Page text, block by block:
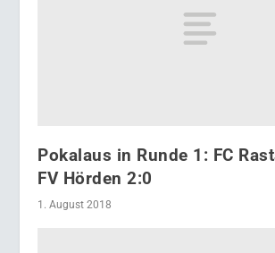
Pokalaus in Runde 1: FC
FV Hörden 2:0
1. August 2018